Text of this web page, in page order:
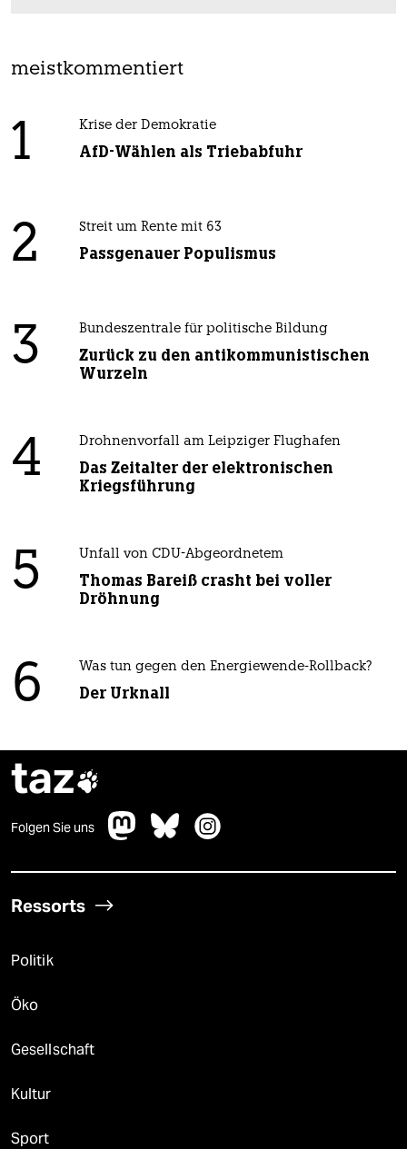
meistkommentiert
1 Krise der Demokratie
AfD-Wählen als Triebabfuhr
2 Streit um Rente mit 63
Passgenauer Populismus
3 Bundeszentrale für politische Bildung
Zurück zu den antikommunistischen
Wurzeln
4 Drohnenvorfall am Leipziger Flughafen
Das Zeitalter der elektronischen
Kriegsführung
5 Unfall von CDU-Abgeordnetem
Thomas Bareiß crasht bei voller
Dröhnung
6 Was tun gegen den Energiewende-Rollback?
Der Urknall
taz
Folgen Sie uns
Ressorts
Politik
Öko
Gesellschaft
Kultur
Sport